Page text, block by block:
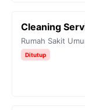
Cleaning
Rumah Sakit
Ditutup